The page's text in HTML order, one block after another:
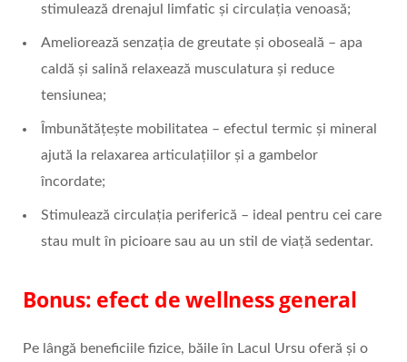
stimulează drenajul limfatic și circulația venoasă;
Ameliorează senzația de greutate și oboseală – apa
caldă și salină relaxează musculatura și reduce
tensiunea;
Îmbunătățește mobilitatea – efectul termic și mineral
ajută la relaxarea articulațiilor și a gambelor
încordate;
Stimulează circulația periferică – ideal pentru cei care
stau mult în picioare sau au un stil de viață sedentar.
Bonus: efect de wellness general
Pe lângă beneficiile fizice, băile în Lacul Ursu oferă și o